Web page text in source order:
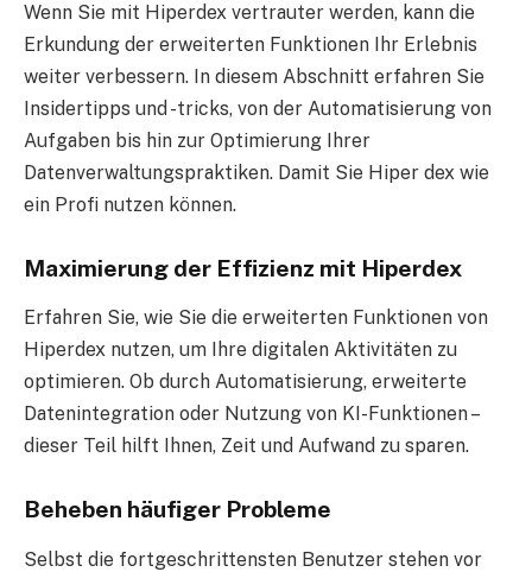
Wenn Sie mit Hiperdex vertrauter werden, kann die
Erkundung der erweiterten Funktionen Ihr Erlebnis
weiter verbessern. In diesem Abschnitt erfahren Sie
Insidertipps und -tricks, von der Automatisierung von
Aufgaben bis hin zur Optimierung Ihrer
Datenverwaltungspraktiken. Damit Sie Hiper dex wie
ein Profi nutzen können.
Maximierung der Effizienz mit Hiperdex
Erfahren Sie, wie Sie die erweiterten Funktionen von
Hiperdex nutzen, um Ihre digitalen Aktivitäten zu
optimieren. Ob durch Automatisierung, erweiterte
Datenintegration oder Nutzung von KI-Funktionen –
dieser Teil hilft Ihnen, Zeit und Aufwand zu sparen.
Beheben häufiger Probleme
Selbst die fortgeschrittensten Benutzer stehen vor